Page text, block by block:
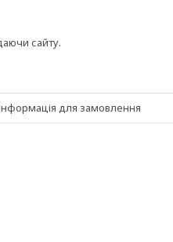
сайту.
для замовлення